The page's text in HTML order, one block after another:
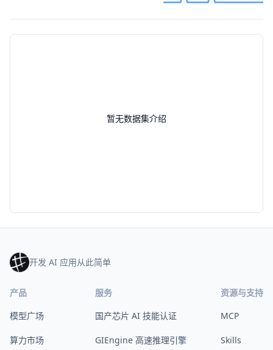
暂无数据集介绍
开发 AI 应用从此简单
产品
模型广场
算力市场
服务
国产芯片 AI 技能认证
GIEngine 高速推理引擎
资源与支持
MCP
Skills